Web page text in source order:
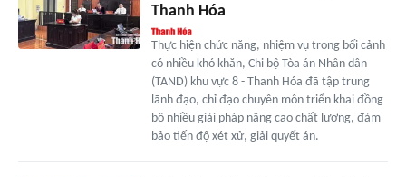
Thanh Hóa
Thực hiện chức năng, nhiệm vụ trong bối cảnh
có nhiều khó khăn, Chi bộ Tòa án Nhân dân
(TAND) khu vực 8 - Thanh Hóa đã tập trung
lãnh đạo, chỉ đạo chuyên môn triển khai đồng
bộ nhiều giải pháp nâng cao chất lượng, đảm
bảo tiến độ xét xử, giải quyết án.